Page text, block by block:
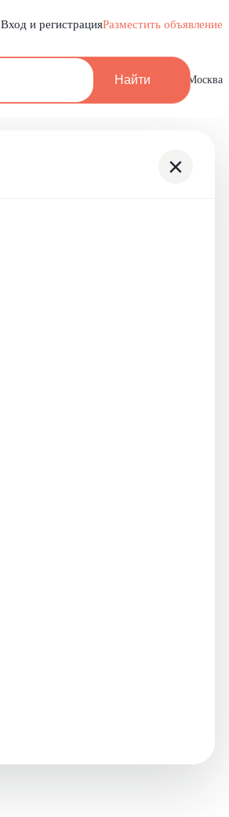
Вход и регистрацияРазместить объявление
Найти Москва
×